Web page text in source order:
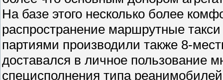
На базе этого несколько более
распространение маршрутные
партиями производили также 8-
доставался в личное пользование
специсполнения типа